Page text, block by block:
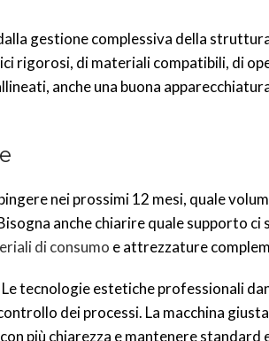
gestione complessiva della
rigorosi, di materiali compatibili, di
anche una buona
nei prossimi 12 mesi, quale
anche chiarire quale supporto
di consumo e attrezzature
tecnologie estetiche professionali
dei processi. La macchina giusta
più chiarezza e mantenere standard